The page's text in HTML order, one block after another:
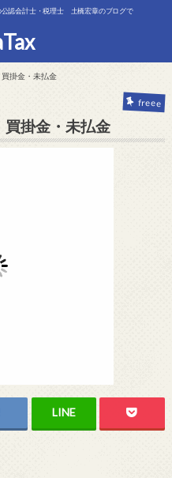
認会計士・税理士 土橋宏章のブログで
掛金・未払金
freee
掛金・未払金